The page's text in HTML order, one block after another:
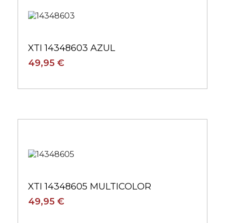
XTI 14348603 AZUL
49,95 €
XTI 14348605 MULTICOLOR
49,95 €